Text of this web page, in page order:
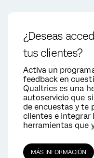
¿Deseas
tus clientes?
Activa un
feedback en
Qualtrics es una
autoservicio que
de encuestas y te
clientes e integrar
herramientas que
MÁS INFORMACIÓN